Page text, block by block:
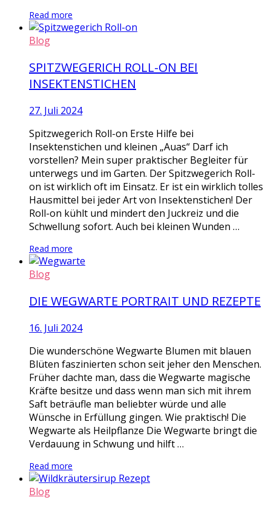
Read more
Blog
SPITZWEGERICH ROLL-ON BEI
INSEKTENSTICHEN
27. Juli 2024
Spitzwegerich Roll-on Erste Hilfe bei
Insektenstichen und kleinen „Auas“ Darf ich
vorstellen? Mein super praktischer Begleiter für
unterwegs und im Garten. Der Spitzwegerich Roll-
on ist wirklich oft im Einsatz. Er ist ein wirklich tolles
Hausmittel bei jeder Art von Insektenstichen! Der
Roll-on kühlt und mindert den Juckreiz und die
Schwellung sofort. Auch bei kleinen Wunden …
Read more
Blog
DIE WEGWARTE PORTRAIT UND REZEPTE
16. Juli 2024
Die wunderschöne Wegwarte Blumen mit blauen
Blüten faszinierten schon seit jeher den Menschen.
Früher dachte man, dass die Wegwarte magische
Kräfte besitze und dass wenn man sich mit ihrem
Saft beträufle man beliebter würde und alle
Wünsche in Erfüllung gingen. Wie praktisch! Die
Wegwarte als Heilpflanze Die Wegwarte bringt die
Verdauung in Schwung und hilft …
Read more
Blog